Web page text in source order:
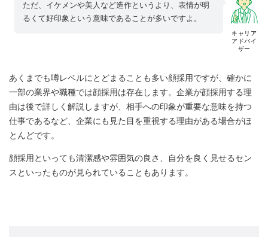
キャリア
アドバイ
ザー
ただ、イケメンや美人など造作というより、表情が明
るくて好印象という意味であることが多いですよ。
あくまでも噂レベルにとどまることも多い顔採用ですが、確かに
一部の業界や職種では顔採用は存在します。企業が顔採用する理
由は後で詳しく解説しますが、相手への印象が重要な意味を持つ
仕事であるなど、企業にも見た目を重視する理由がある場合がほ
とんどです。
顔採用といっても清潔感や雰囲気の良さ、自分を良く見せるセン
スといったものが見られていることもあります。